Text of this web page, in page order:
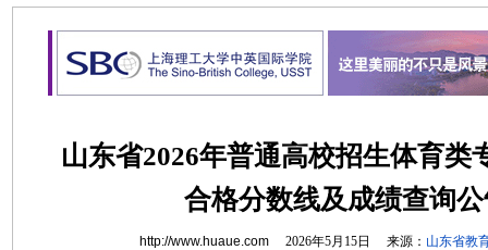
山东省2026年普通高校招生体育类
合格分数线及成绩查询
http://www.huaue.com2026年5月15日 来源： 山东省教